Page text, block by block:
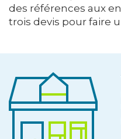
des références aux
trois devis pour faire